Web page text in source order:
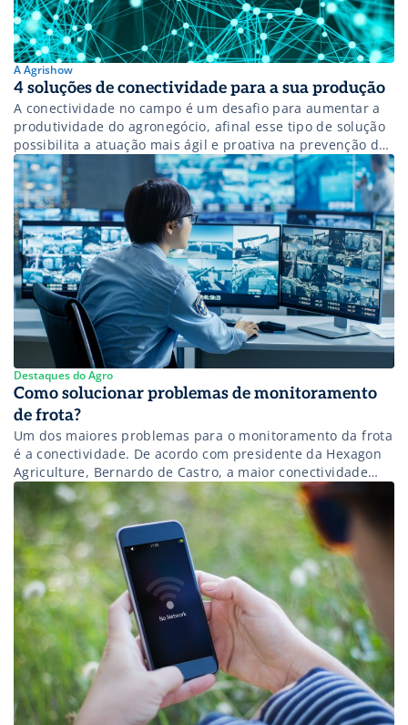
A Agrishow
4 soluções de conectividade para a sua produção
A conectividade no campo é um desafio para aumentar a
produtividade do agronegócio, afinal esse tipo de solução
possibilita a atuação mais ágil e proativa na prevenção de
falhas e sobreposição de das operações, evitando
desperdícios de recursos, combate de pragas, correção de
acidez do solo e a manutenção de máquinas e
implementos, graças a […]
Destaques do Agro
Como solucionar problemas de monitoramento
de frota?
Um dos maiores problemas para o monitoramento da frota
é a conectividade. De acordo com presidente da Hexagon
Agriculture, Bernardo de Castro, a maior conectividade
pode, de ponta a ponta, visualizar, analisar e agir sobre
cada elemento da operação de colheita e transporte.
“Independentemente das condições vigentes, a
conectividade é fundamental para reduzir desperdícios e
[…]